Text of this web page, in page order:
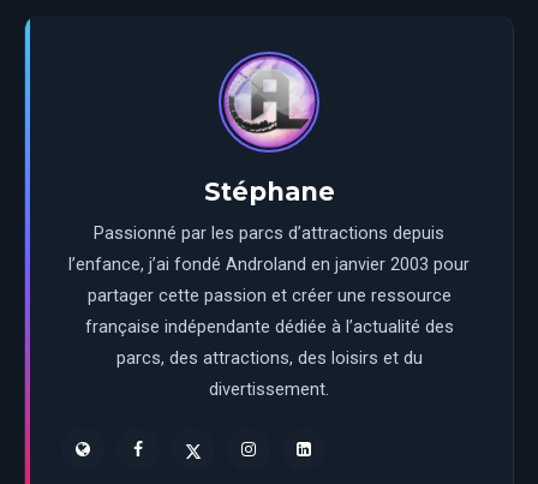
Stéphane
Passionné par les parcs d’attractions depuis
l’enfance, j’ai fondé Androland en janvier 2003 pour
partager cette passion et créer une ressource
française indépendante dédiée à l’actualité des
parcs, des attractions, des loisirs et du
divertissement.